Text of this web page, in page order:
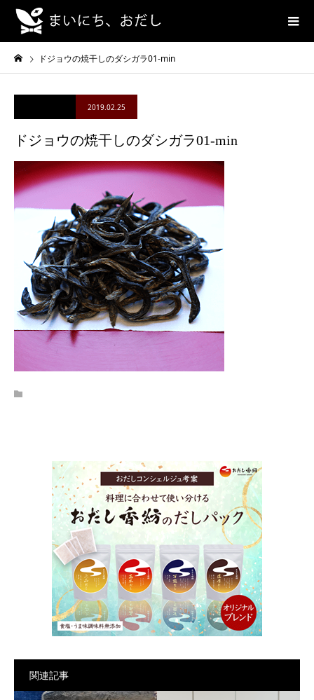
ドジョウの焼干しのダシガラ01-min
2019.02.25
ドジョウの焼干しのダシガラ01-min
関連記事